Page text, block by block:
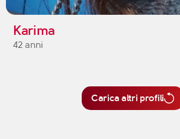
Karima
42 anni
Carica altri profili